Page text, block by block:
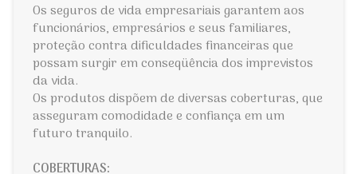
Os seguros de vida empresariais garantem aos
funcionários, empresários e seus familiares,
proteção contra dificuldades financeiras que
possam surgir em conseqüência dos imprevistos
da vida.
Os produtos dispõem de diversas coberturas, que
asseguram comodidade e confiança em um
futuro tranquilo.
COBERTURAS: